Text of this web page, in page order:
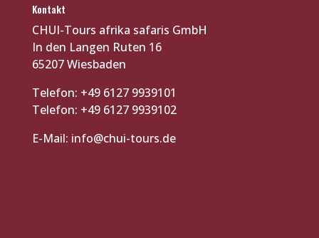
Kontakt
CHUI-Tours afrika safaris GmbH
In den Langen Ruten 16
65207 Wiesbaden
Telefon: +49 6127 9939101
Telefon: +49 6127 9939102
E-Mail: info@chui-tours.de